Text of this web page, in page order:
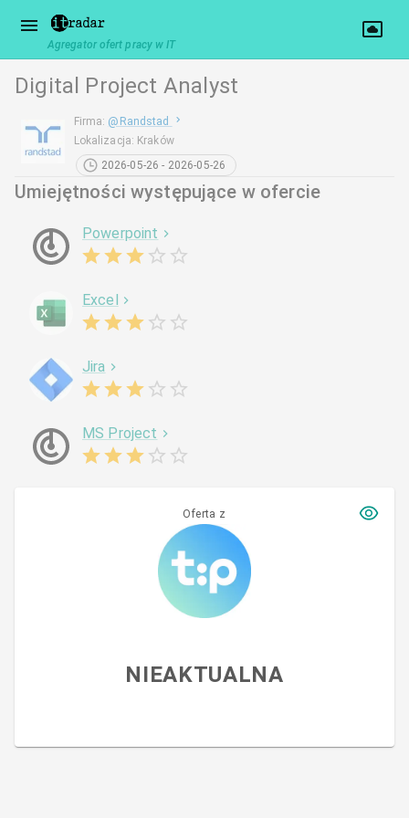
Agregator ofert pracy w IT
Digital Project Analyst
Firma: @ Randstad
Lokalizacja: Kraków
2026-05-26 - 2026-05-26
Umiejętności występujące w ofercie
Powerpoint
Excel
Jira
MS Project
Oferta z
NIEAKTUALNA